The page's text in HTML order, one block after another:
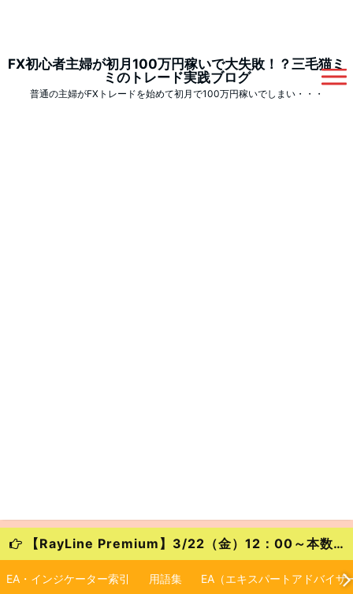
FX初心者主婦が初月100万円稼いで大失敗！？三毛猫ミ
ミのトレード実践ブログ
普通の主婦がFXトレードを始めて初月で100万円稼いでしまい・・・
【RayLine Premium】3/22（金）12：00～本数限定の大特価キャンペーンが始まります！
EA・インジケーター索引 用語集 EA（エキスパートアドバイザ